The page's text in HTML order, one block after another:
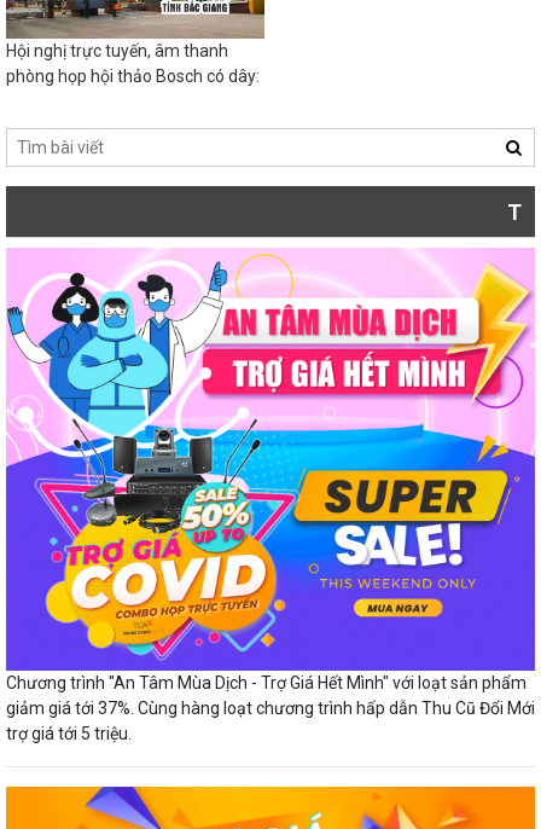
Hội nghị trực tuyến, âm thanh
phòng họp hội thảo Bosch có dây:
TRỢ GIÁ MÙA
Chương trình "An Tâm Mùa Dịch - Trợ Giá Hết Mình" với loạt sản phẩm
giảm giá tới 37%. Cùng hàng loạt chương trình hấp dẫn Thu Cũ Đổi Mới
trợ giá tới 5 triệu.